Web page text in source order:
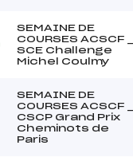
SEMAINE DE
COURSES ACSCF _
SCE Challenge
Michel Coulmy
SEMAINE DE
COURSES ACSCF _
CSCP Grand Prix
Cheminots de
Paris